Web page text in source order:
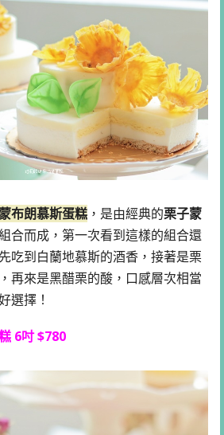
布朗慕斯蛋糕 ，是由經典的栗子蒙
合而成，第一次看到這樣的組合還
吃到白蘭地慕斯的酒香，接著是栗
再來是黑醋栗的酸，口感層次相當
選擇！
6吋 $780